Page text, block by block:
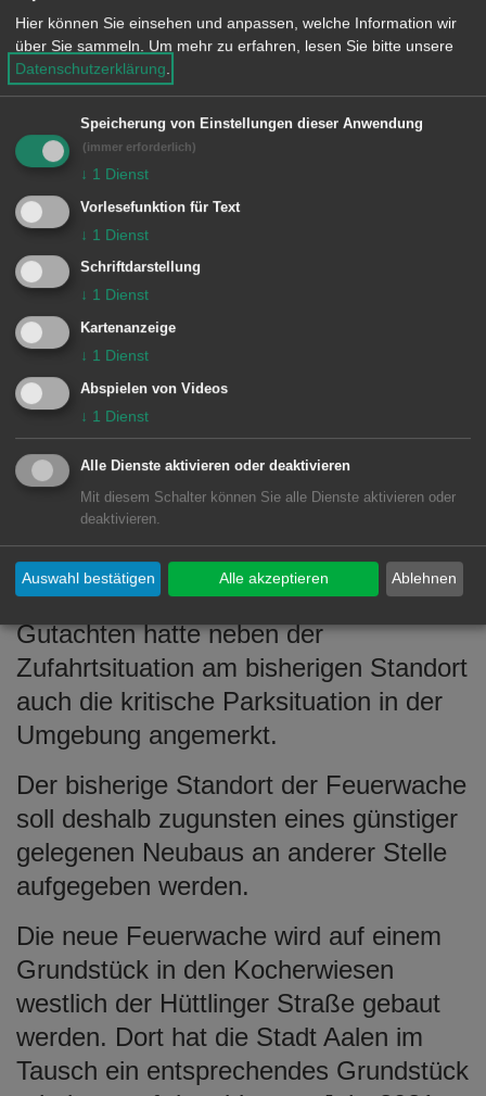
Bauzeit muss die Feuerwehr an einen
Interimsstandort ausweichen. Die
Suche nach einem geeigneten Standort
ist bereits im Gang.
Ein neuer Standort für die
Feuerwache in Wasseralfingen
„In Wasseralfingen haben wir uns dafür
entschieden dem Gemeinderat
vorzuschlagen, die Feuerwache zu
verlegen. Wir freuen uns, dass wir
einen neuen Standort finden konnten,
der optimal für die Anforderungen einer
modernen Feuerwache geeignet ist“,
erläutert der Oberbürgermeister die mit
der Abteilung Wasseralfingen
kommunizierte Vorgehensweise. Das
Gutachten hatte neben der
Zufahrtsituation am bisherigen Standort
auch die kritische Parksituation in der
Umgebung angemerkt.
Der bisherige Standort der Feuerwache
soll deshalb zugunsten eines günstiger
gelegenen Neubaus an anderer Stelle
aufgegeben werden.
Die neue Feuerwache wird auf einem
Grundstück in den Kocherwiesen
westlich der Hüttlinger Straße gebaut
werden. Dort hat die Stadt Aalen im
Tausch ein entsprechendes Grundstück
Hier können Sie einsehen und anpassen, welche Information wir
über Sie sammeln.
Um mehr zu erfahren, lesen Sie bitte unsere
Datenschutzerklärung
Speicherung von Einstellungen dieser Anwendung
(immer erforderlich)
↓ 1 Dienst
Vorlesefunktion für Text
↓ 1 Dienst
Schriftdarstellung
↓ 1 Dienst
Kartenanzeige
↓ 1 Dienst
Abspielen von Videos
↓ 1 Dienst
Alle Dienste aktivieren oder deaktivieren
Mit diesem Schalter können Sie alle Dienste aktivieren oder
deaktivieren.
Ablehnen
Auswahl bestätigen Alle akzeptieren